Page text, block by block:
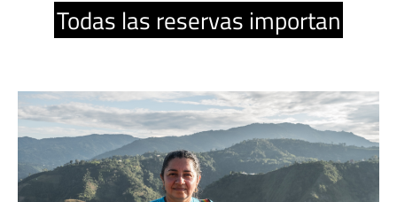
Todas las reservas importan